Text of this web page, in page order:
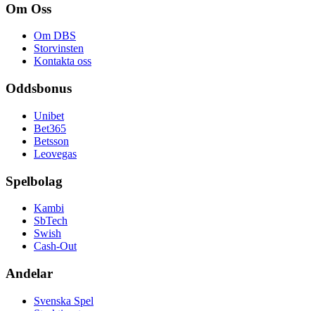
Om Oss
Om DBS
Storvinsten
Kontakta oss
Oddsbonus
Unibet
Bet365
Betsson
Leovegas
Spelbolag
Kambi
SbTech
Swish
Cash-Out
Andelar
Svenska Spel